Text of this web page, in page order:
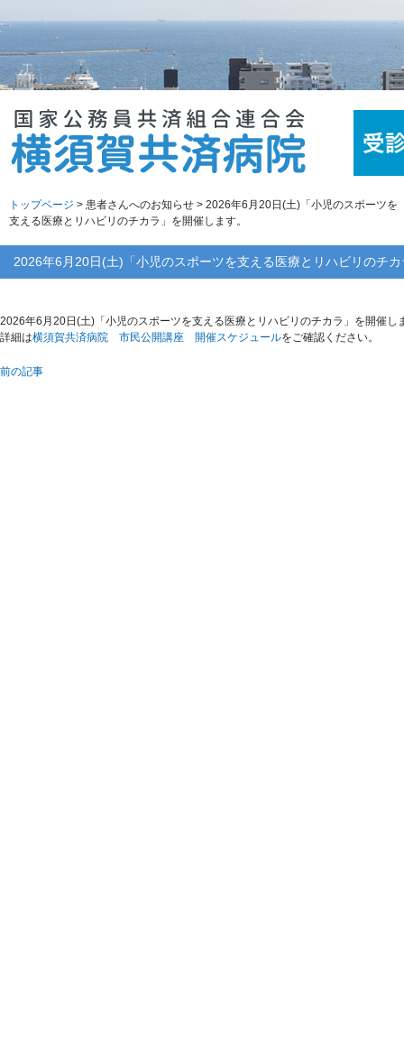
トップページ > 患者さんへのお知らせ > 2026年6月20日(土)「小児のスポーツを
支える医療とリハビリのチカラ」を開催します。
2026年6月20日(土)「小児のスポーツを支える医療とリハビリのチ
2026年6月20日(土)「小児のスポーツを支える医療とリハビリのチカラ」を開催し
詳細は横須賀共済病院 市民公開講座 開催スケジュールをご確認ください。
前の記事